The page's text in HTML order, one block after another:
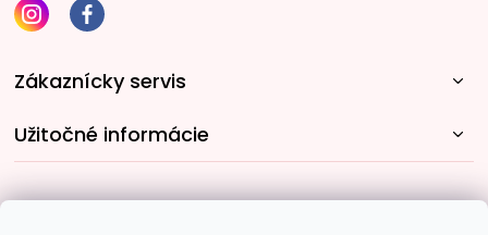
Zákaznícky servis
Užitočné informácie